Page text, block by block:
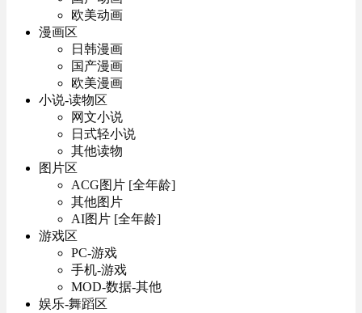
欧美动画
漫画区
日韩漫画
国产漫画
欧美漫画
小说-读物区
网文小说
日式轻小说
其他读物
图片区
ACG图片 [全年龄]
其他图片
AI图片 [全年龄]
游戏区
PC-游戏
手机-游戏
MOD-数据-其他
娱乐-舞蹈区